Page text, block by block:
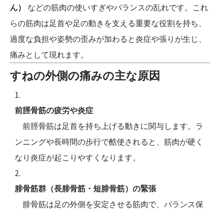
ん）
などの筋肉の使いすぎやバランスの乱れです。これ
らの筋肉は足首や足の動きを支える重要な役割を持ち、
過度な負担や姿勢の歪みが加わると炎症や張りが生じ、
痛みとして現れます。
すねの外側の痛みの主な原因
前脛骨筋の疲労や炎症
前脛骨筋は足首を持ち上げる動きに関与します。ラ
ンニングや長時間の歩行で酷使されると、筋肉が硬く
なり炎症が起こりやすくなります。
腓骨筋群（長腓骨筋・短腓骨筋）の緊張
腓骨筋は足の外側を安定させる筋肉で、バランス保